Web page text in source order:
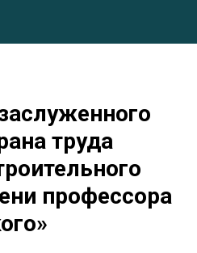
труда
профессора